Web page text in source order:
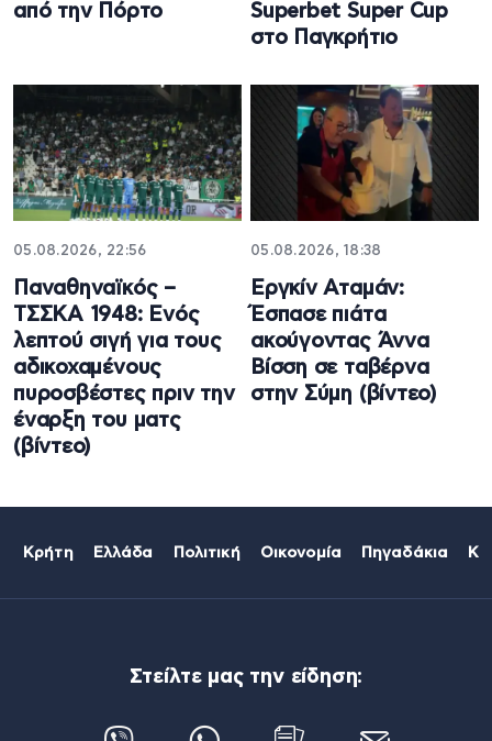
από την Πόρτο
Superbet Super Cup
στο Παγκρήτιο
05.08.2026, 22:56
Παναθηναϊκός –
ΤΣΣΚΑ 1948: Ενός
λεπτού σιγή για τους
αδικοχαμένους
πυροσβέστες πριν την
έναρξη του ματς
(βίντεο)
05.08.2026, 18:38
Εργκίν Αταμάν:
Έσπασε πιάτα
ακούγοντας Άννα
Βίσση σε ταβέρνα
στην Σύμη (βίντεο)
Κρήτη Ελλάδα Πολιτική Οικονομία Πηγαδάκια
Στείλτε μας την είδηση: